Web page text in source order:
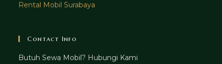
Rental Mobil Surabaya
Contact Info
Butuh Sewa Mobil? Hubungi Kami